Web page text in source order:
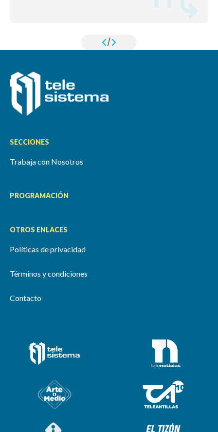
/
SECCIONES
Trabaja con Nosotros
PROGRAMACIÓN
OTROS ENLACES
Políticas de privacidad
Términos y condiciones
Contacto